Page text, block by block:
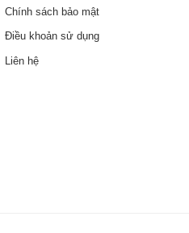
Chính sách bảo mật
Điều khoản sử dụng
Liên hệ